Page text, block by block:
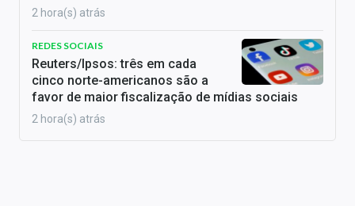
2 hora(s) atrás
REDES SOCIAIS
Reuters/Ipsos: três em cada
cinco norte-americanos são a
favor de maior fiscalização de mídias sociais
2 hora(s) atrás